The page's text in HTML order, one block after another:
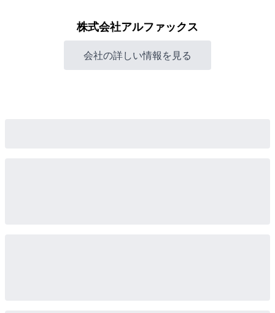
株式会社アルファックス
会社の詳しい情報を見る